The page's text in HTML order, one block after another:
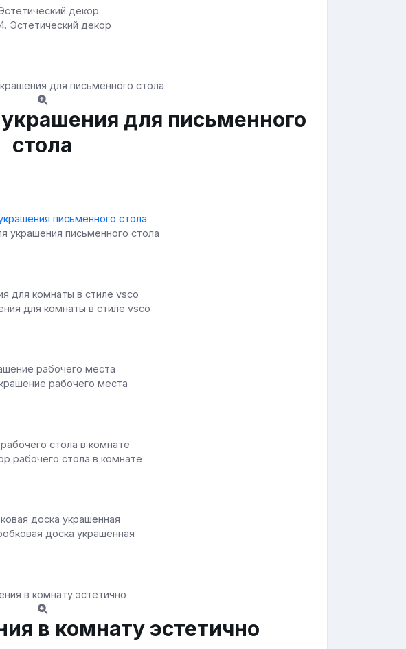
Эстетический декор
для письменного
стола
украшения письменного стола
для комнаты в стиле vsco
рабочего места
рабочего стола в комнате
доска украшенная
в комнату эстетично